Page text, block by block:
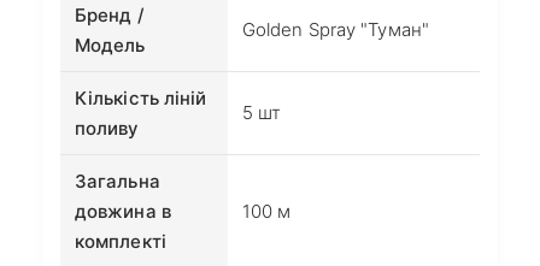
Бренд /
Модель
Golden Spray "Туман"
Кількість ліній
поливу
5 шт
Загальна
довжина в
комплекті
100 м